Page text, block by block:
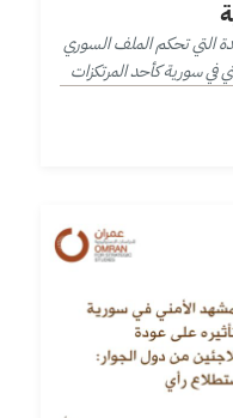
التي تحكم الملف السوري
في سورية كأحد المرتكزات
الآمنة للاجئين…